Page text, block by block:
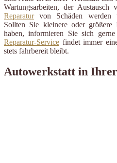
Wartungsarbeiten, der Austausch
Reparaturvon Schäden werden
Sollten Sie kleinere oder größere
haben, informieren Sie sich
Reparatur-Service findet immer
stets fahrbereit bleibt.
Autowerkstatt in